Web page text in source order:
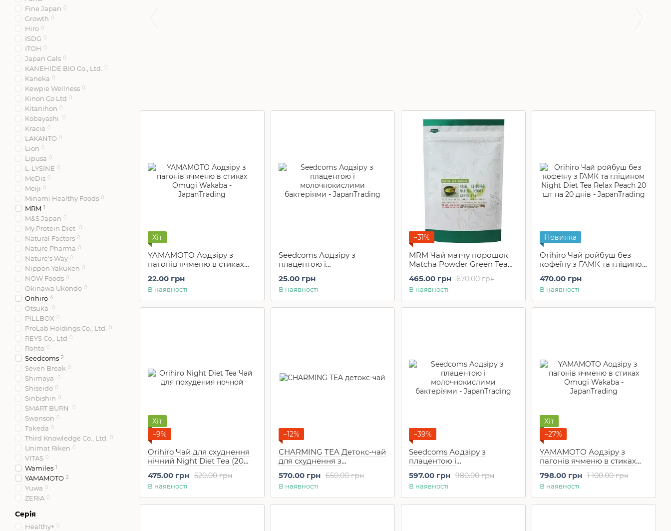
Хіт
YAMAMOTO Аодзіру з
пагонів ячменю в стиках
22.00 грн
В наявності
Seedcoms Аодзіру з
плацентою і
бактеріями 1 саше
25.00 грн
В наявності
−31%
MRM Чай матчу порошок
Matcha Powder Green Tea
670.00 грн
465.00 грн
В наявності
Новинка
Orihiro Чай ройбуш без
кофеїну з ГАМК та гліцином
20 шт на 20 днів
470.00 грн
В наявності
Хіт
−9%
Orihiro Чай для схуднення
нічний Night Diet Tea (20
520.00 грн
475.00 грн
В наявності
−12%
CHARMING TEA Детокс-чай
для схуднення з
(30 шт)
650.00 грн
570.00 грн
В наявності
−39%
Seedcoms Аодзіру з
плацентою і
бактеріями 30 саше на 30
днів
980.00 грн
597.00 грн
В наявності
Хіт
−27%
YAMAMOTO Аодзіру з
пагонів ячменю в стиках
1 100.00 грн
798.00 грн
В наявності
Fine Japan 0
Growth 0
Hiro 0
ISDG 0
ITOH 0
Japan Gals 0
KANEHIDE BIO Co., Ltd. 0
Kaneka 0
Kewpie Wellness 0
Kinon Co Ltd 0
Kitanihon 0
Kobayashi 0
Kracie 0
LAKANTO 0
Lion 0
Lipusa 0
L-LYSINE 0
MeDis 0
Meiji 0
Minami Healthy Foods 0
MRM 1
M&S Japan 0
My Protein Diet 0
Natural Factors 0
Nature Pharma 0
Nature's Way 0
Nippon Yakuken 0
NOW Foods 0
Okinawa Ukondo 0
Orihiro 4
Otsuka 0
PILLBOX 0
ProLab Holdings Co., Ltd. 0
REYS Co., Ltd 0
Rohto 0
Seedcoms 2
Seven Break 0
Shimaya 0
Shiseido 0
Sinbishin 0
SMART BURN 0
Swanson 0
Takeda 0
Third Knowledge Co., Ltd. 0
Unimat Riken 0
VITAS 0
Wamiles 1
YAMAMOTO 2
Yuwa 0
ZERIA 0
Серія
Healthy+ 0